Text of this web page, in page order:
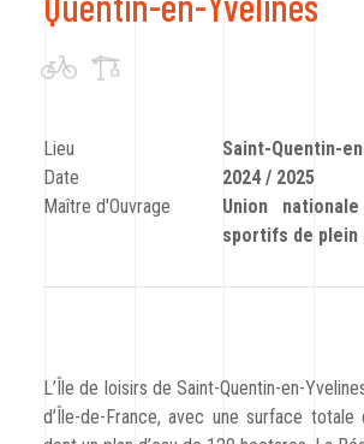
Notre regard
CODRA recrute
Lieu
Saint-Quentin-
Date
2024 / 2025
Maître d'Ouvrage
Union
sportifs de plein
L’Île de loisirs de Saint-Quentin-en-
d’Île-de-France, avec une surface